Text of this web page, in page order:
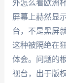
外怎么看欧洲
屏幕上赫然显
台，不是黑屏
这种被隔绝在
体会。问题的
视台，出于版